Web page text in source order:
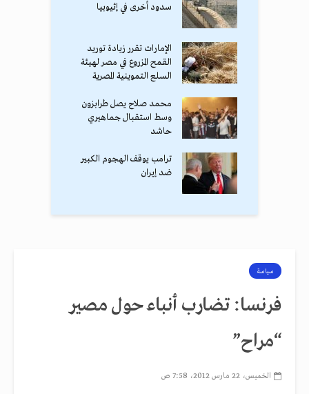
سدود أخرى في إثيوبيا
الإمارات تقرر زيادة توريد
القمح المزروع في مصر لهيئة
السلع التموينية المصرية
محمد صلاح يصل طرابزون
وسط استقبال جماهيري
حاشد
ترامب يوقف الهجوم الكبير
ضد إيران
سياسة
فرنسا: تضارب أنباء حول مصير
“مراح”
الخميس، 22 مارس 2012، 7:58 ص